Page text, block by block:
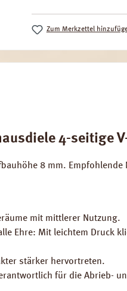
Zum Merkzettel
4-seitige
8 mm.
mit mittlerer Nutzung.
Ehre: Mit leichtem Druck
stärker hervortreten.
für die Abrieb-